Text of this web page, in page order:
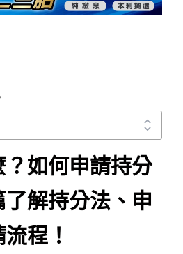
如何申請持分
解持分法、申
流程！